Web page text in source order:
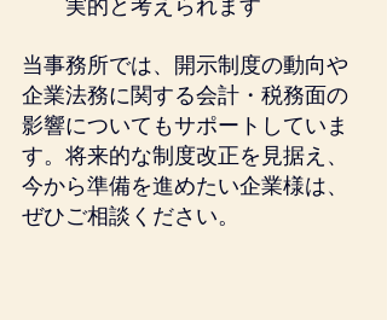
実的と考えられます
当事務所では、開示制度の動向や
企業法務に関する会計・税務面の
影響についてもサポートしていま
す。将来的な制度改正を見据え、
今から準備を進めたい企業様は、
ぜひご相談ください。